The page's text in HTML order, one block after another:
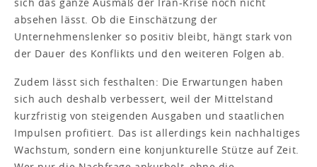
sich das ganze Ausmaß der Iran-Krise noch nicht
absehen lässt. Ob die Einschätzung der
Unternehmenslenker so positiv bleibt, hängt stark von
der Dauer des Konflikts und den weiteren Folgen ab.
Zudem lässt sich festhalten: Die Erwartungen haben
sich auch deshalb verbessert, weil der Mittelstand
kurzfristig von steigenden Ausgaben und staatlichen
Impulsen profitiert. Das ist allerdings kein nachhaltiges
Wachstum, sondern eine konjunkturelle Stütze auf Zeit.